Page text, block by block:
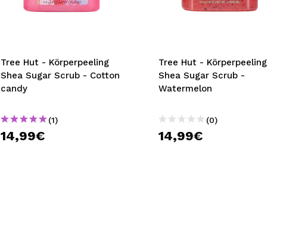
Tree Hut - Körperpeeling
Shea Sugar Scrub - Cotton
candy
(1)
14,99€
Tree Hut - Körperpeeling
Shea Sugar Scrub -
Watermelon
(0)
14,99€